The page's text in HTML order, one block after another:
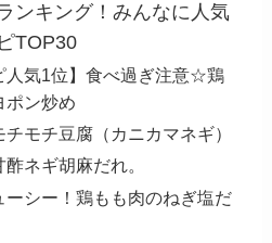
ンキング！みんなに人気
TOP30
人気1位】食べ過ぎ注意☆鶏
ポン炒め
モチ豆腐（カニカマネギ）
ネギ胡麻だれ。
ーシー！鶏もも肉のねぎ塩だ